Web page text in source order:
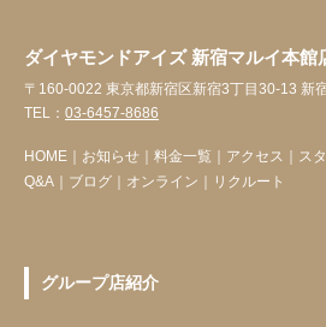
ダイヤモンドアイズ 新宿マルイ本館
〒160-0022 東京都新宿区新宿3丁目30-13 新
TEL： 03-6457-8686
HOME ｜ お知らせ ｜ 料金一覧 ｜ アクセス ｜ ス
Q&A ｜ ブログ ｜ オンライン ｜ リクルート
グループ店紹介